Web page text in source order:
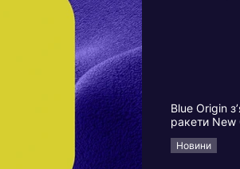
Blue Origin
ракети New
Новини